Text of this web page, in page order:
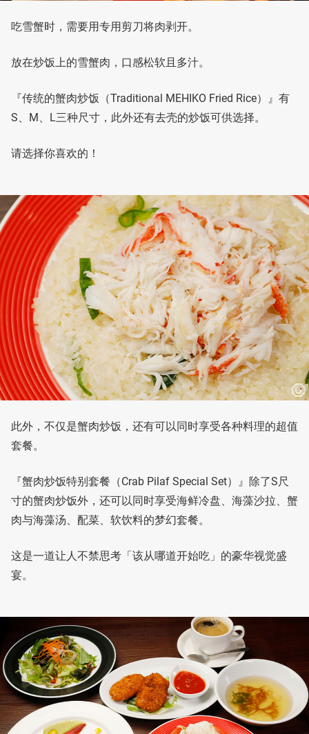
吃雪蟹时，需要用专用剪刀将肉剥开。
放在炒饭上的雪蟹肉，口感松软且多汁。
『传统的蟹肉炒饭（Traditional MEHIKO Fried Rice）』有
S、M、L三种尺寸，此外还有去壳的炒饭可供选择。
请选择你喜欢的！
此外，不仅是蟹肉炒饭，还有可以同时享受各种料理的超值
套餐。
『蟹肉炒饭特别套餐（Crab Pilaf Special Set）』除了S尺
寸的蟹肉炒饭外，还可以同时享受海鲜冷盘、海藻沙拉、蟹
肉与海藻汤、配菜、软饮料的梦幻套餐。
这是一道让人不禁思考「该从哪道开始吃」的豪华视觉盛
宴。